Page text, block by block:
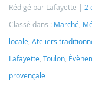
Rédigé par Lafayette
2
Classé dans : Marché,
locale, Ateliers
Lafayette, Toulon,
provençale